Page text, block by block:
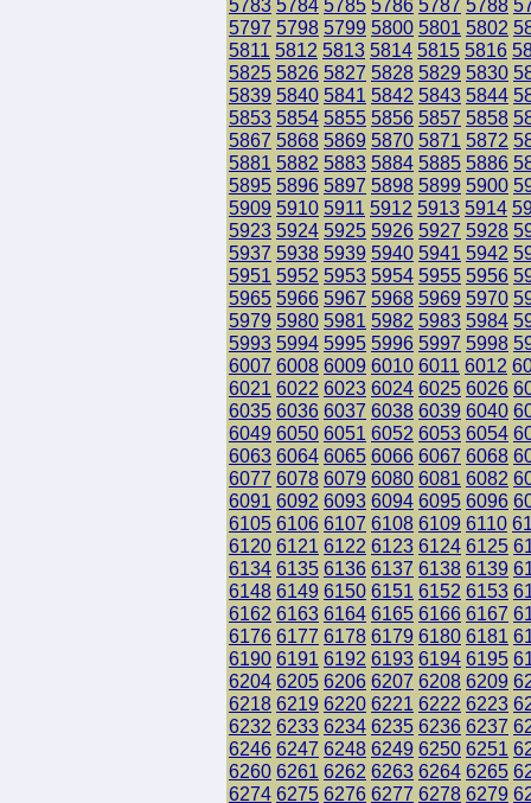
5783 5784 5785 5786 5787 5788
5797 5798 5799 5800 5801 5802
5811 5812 5813 5814 5815 5816
5825 5826 5827 5828 5829 5830
5839 5840 5841 5842 5843 5844
5853 5854 5855 5856 5857 5858
5867 5868 5869 5870 5871 5872
5881 5882 5883 5884 5885 5886
5895 5896 5897 5898 5899 5900
5909 5910 5911 5912 5913 5914
5923 5924 5925 5926 5927 5928
5937 5938 5939 5940 5941 5942
5951 5952 5953 5954 5955 5956
5965 5966 5967 5968 5969 5970
5979 5980 5981 5982 5983 5984
5993 5994 5995 5996 5997 5998
6007 6008 6009 6010 6011 6012
6021 6022 6023 6024 6025 6026
6035 6036 6037 6038 6039 6040
6049 6050 6051 6052 6053 6054
6063 6064 6065 6066 6067 6068
6077 6078 6079 6080 6081 6082
6091 6092 6093 6094 6095 6096
6105 6106 6107 6108 6109 6110
6120 6121 6122 6123 6124 6125
6134 6135 6136 6137 6138 6139
6148 6149 6150 6151 6152 6153
6162 6163 6164 6165 6166 6167
6176 6177 6178 6179 6180 6181
6190 6191 6192 6193 6194 6195
6204 6205 6206 6207 6208 6209
6218 6219 6220 6221 6222 6223
6232 6233 6234 6235 6236 6237
6246 6247 6248 6249 6250 6251
6260 6261 6262 6263 6264 6265
6274 6275 6276 6277 6278 6279